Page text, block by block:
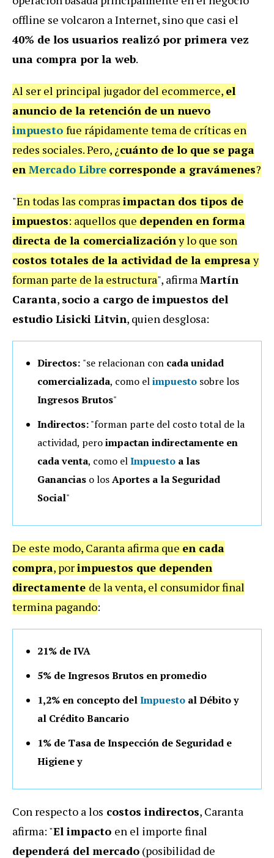
offline se volcaron a Internet, sino que casi el
40% de los usuarios realizó por primera vez
una compra por la web.
Al ser el principal jugador del ecommerce, el
anuncio de la retención de un nuevo
impuesto fue rápidamente tema de críticas en
redes sociales. Pero, ¿cuánto de lo que se paga
en Mercado Libre corresponde a gravámenes?
"En todas las compras impactan dos tipos de
impuestos: aquellos que dependen en forma
directa de la comercializacióny lo que son
costos totales de la actividad de la empresay
forman parte de la estructura", afirma Martín
Caranta, socio a cargo de impuestos del
estudio Lisicki Litvin, quien desglosa:
Directos: "se relacionan con cada unidad
comercializada, como elimpuesto sobre los
Ingresos Brutos"
Indirectos:"forman parte del costo total de la
actividad, peroimpactan indirectamente en
cada venta, como elImpuesto a las
Ganancias o losAportes a la Seguridad
Social"
De este modo, Caranta afirma que en cada
compra, porimpuestos que dependen
directamente de la venta, el consumidor final
termina pagando:
21% de IVA
5% de Ingresos Brutos en promedio
1,2% en concepto delImpuesto al Débito y
al Crédito Bancario
1% de Tasa de Inspección de Seguridad e
Higiene y
Con respecto a los costos indirectos, Caranta
afirma: "El impacto en el importe final
dependerá del mercado (posibilidad de